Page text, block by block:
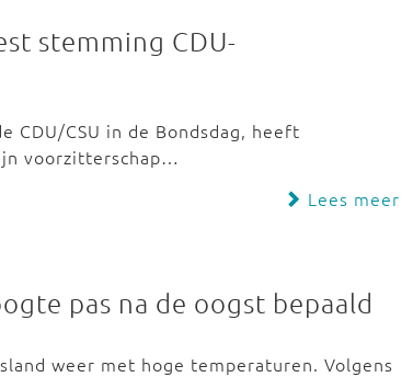
stemming CDU-
CDU/CSU in de Bondsdag, heeft
voorzitterschap…
Lees meer
pas na de oogst bepaald
weer met hoge temperaturen. Volgens